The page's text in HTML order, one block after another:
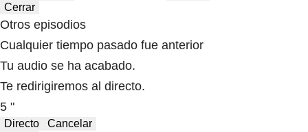
Cerrar
Otros episodios
Cualquier tiempo pasado fue anterior
Tu audio se ha acabado.
Te redirigiremos al directo.
5 "
Directo
Cancelar